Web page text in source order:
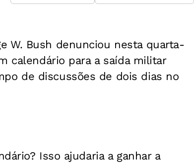
W. Bush denunciou nesta quarta-
calendário para a saída militar
de discussões de dois dias no
Isso ajudaria a ganhar a